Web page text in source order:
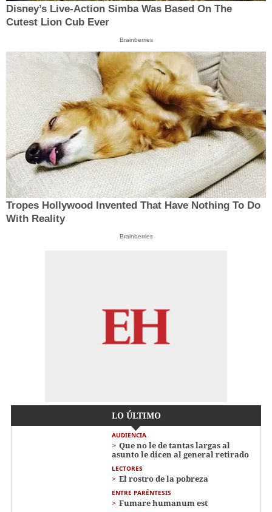
Disney’s Live-Action Simba Was Based On The
Cutest Lion Cub Ever
Brainberries
Tropes Hollywood Invented That Have Nothing To Do
With Reality
Brainberries
LO ÚLTIMO
AUDIENCIA
Que no le de tantas largas al
asunto le dicen al general retirado
LECTORES
El rostro de la pobreza
ENTRE PARÉNTESIS
Fumare humanum est